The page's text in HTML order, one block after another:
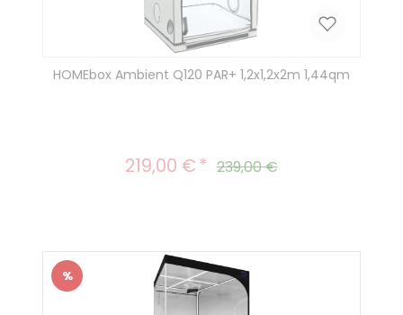
HOMEbox Ambient Q120 PAR+ 1,2x1,2x2m 1,44qm
Verkaufspreis:
219,00 € Regulärer Preis:
239,00 €
Rabatt
%